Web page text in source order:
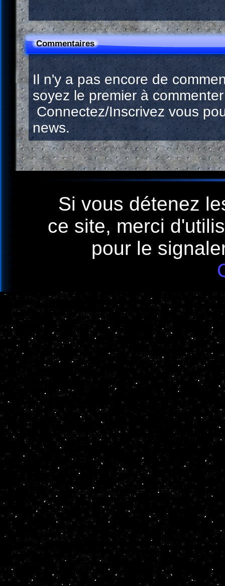
Commentaires
Il n'y a pas encore de
soyez le premier à
Connectez/Inscrivez vous
news.
Si vous détenez
ce site, merci
pour le